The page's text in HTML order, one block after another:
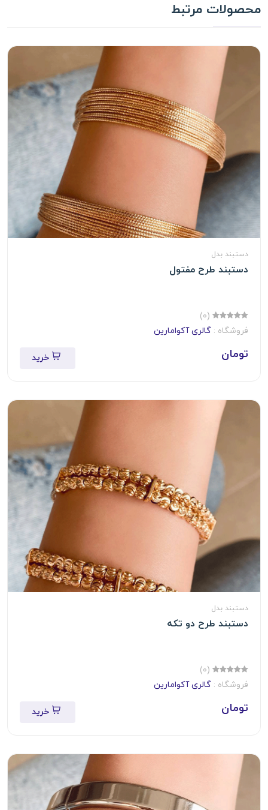
محصولات مرتبط
دستبند بدل
دستبند طرح مفتول
(0)
فروشگاه : گالری آکوامارین
تومان خرید
دستبند بدل
دستبند طرح دو تکه
(0)
فروشگاه : گالری آکوامارین
تومان خرید